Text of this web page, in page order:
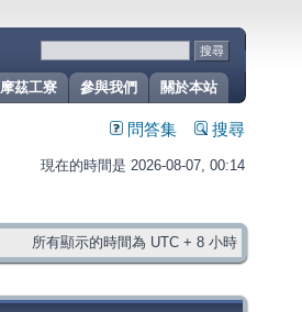
關於本站
參與我們
摩茲工寮
問答集 搜尋
現在的時間是 2026-08-07, 00:14
所有顯示的時間為 UTC + 8 小時